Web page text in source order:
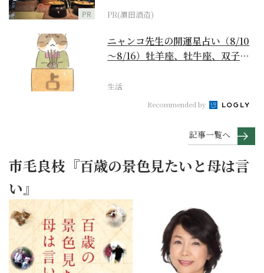
PR PR(濵田酒造)
ニャンコ先生の開運星占い（8/10
～8/16）牡羊座、牡牛座、双子
生活
Recommended by
記事一覧へ
市毛良枝『百歳の景色見たいと母は言
い』